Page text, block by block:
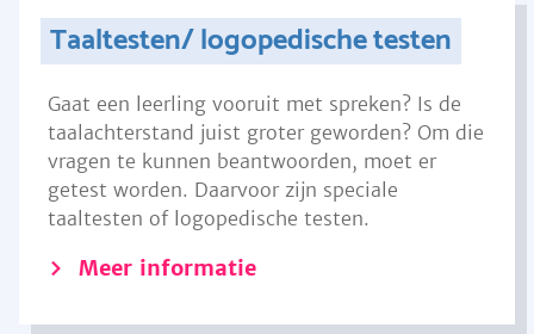
Taaltesten/ logopedische testen
Gaat een leerling vooruit met spreken? Is de
taalachterstand juist groter geworden? Om die
vragen te kunnen beantwoorden, moet er
getest worden. Daarvoor zijn speciale
taaltesten of logopedische testen.
Meer informatie